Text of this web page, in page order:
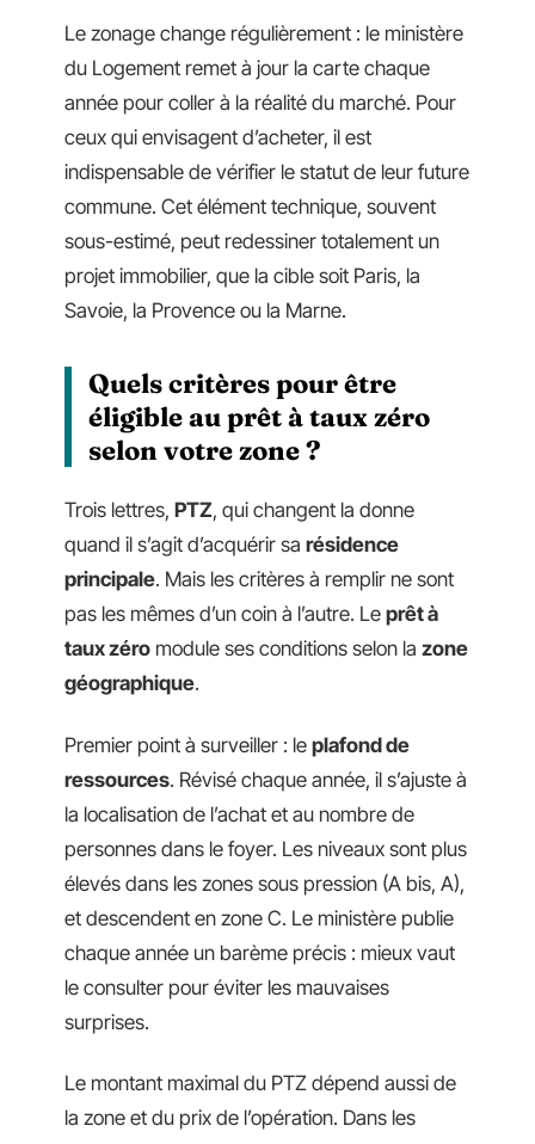
Le zonage change régulièrement : le ministère
du Logement remet à jour la carte chaque
année pour coller à la réalité du marché. Pour
ceux qui envisagent d’acheter, il est
indispensable de vérifier le statut de leur future
commune. Cet élément technique, souvent
sous-estimé, peut redessiner totalement un
projet immobilier, que la cible soit Paris, la
Savoie, la Provence ou la Marne.
Quels critères pour être
éligible au prêt à taux zéro
selon votre zone ?
Trois lettres, PTZ, qui changent la donne
quand il s’agit d’acquérir sa résidence
principale. Mais les critères à remplir ne sont
pas les mêmes d’un coin à l’autre. Le prêt à
taux zéro module ses conditions selon la zone
géographique.
Premier point à surveiller : le plafond de
ressources. Révisé chaque année, il s’ajuste à
la localisation de l’achat et au nombre de
personnes dans le foyer. Les niveaux sont plus
élevés dans les zones sous pression (A bis, A),
et descendent en zone C. Le ministère publie
chaque année un barème précis : mieux vaut
le consulter pour éviter les mauvaises
surprises.
Le montant maximal du PTZ dépend aussi de
la zone et du prix de l’opération. Dans les